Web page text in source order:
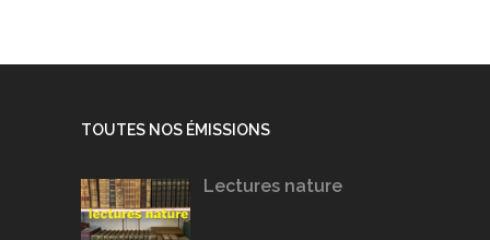
TOUTES NOS ÉMISSIONS
Lectures nature